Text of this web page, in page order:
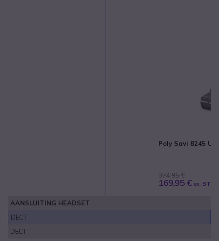
Poly Savi 8245 UC
374,95 €
169,95 € ex. BTW
AANSLUITING HEADSET
DECT
DECT